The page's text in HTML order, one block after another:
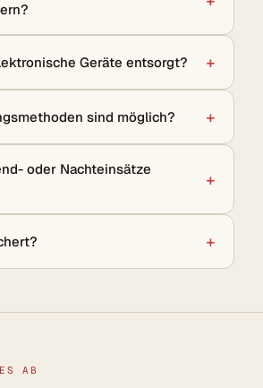
Geräte entsorgt?
sind möglich?
oder Nachteinsätze
AB